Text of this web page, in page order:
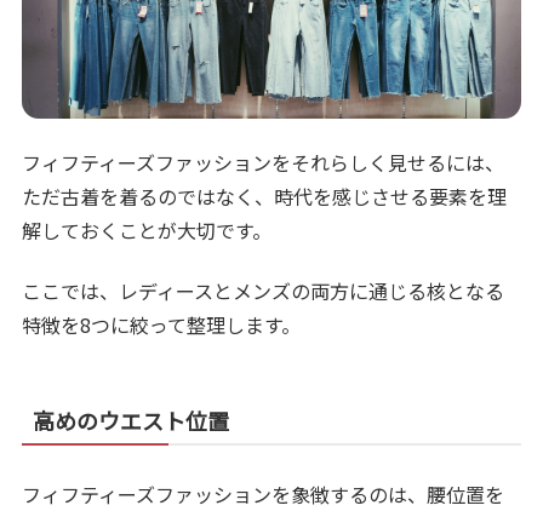
フィフティーズファッションをそれらしく見せるには、
ただ古着を着るのではなく、時代を感じさせる要素を理
解しておくことが大切です。
ここでは、レディースとメンズの両方に通じる核となる
特徴を8つに絞って整理します。
高めのウエスト位置
フィフティーズファッションを象徴するのは、腰位置を